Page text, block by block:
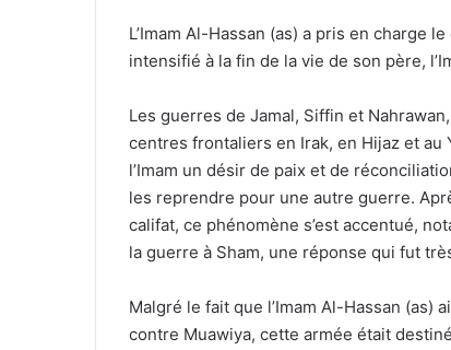
L’Imam Al-Hassan (as) a pris en charge
intensifié à la fin de la vie de son père,
Les guerres de Jamal, Siffin et
centres frontaliers en Irak, en Hijaz et au
l’Imam un désir de paix et de
les reprendre pour une autre guerre.
califat, ce phénomène s’est accentué,
la guerre à Sham, une réponse qui fut
Malgré le fait que l’Imam Al-Hassan
contre Muawiya, cette armée était